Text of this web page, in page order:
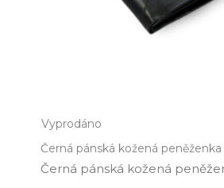
Vyprodáno
Černá pánská kožená peněženka
Černá pánská kožená